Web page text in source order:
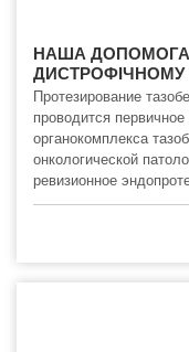
НАША ДОПОМОГА
ДИСТРОФІЧНОМУ
Протезирование
проводится
органокомплекса
онкологической
ревизионное